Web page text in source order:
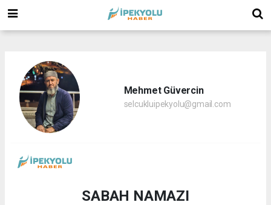
Mehmet Güvercin
selcukluipekyolu@gmail.com
SABAH NAMAZI